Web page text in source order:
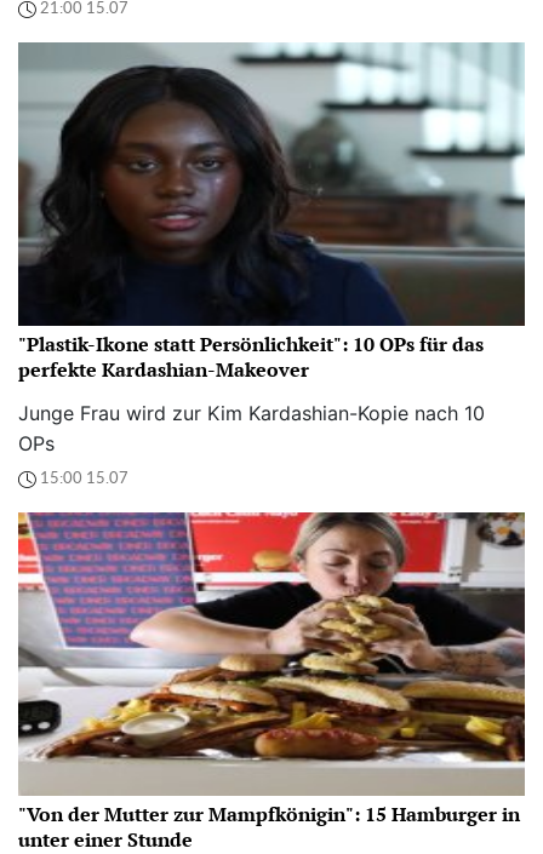
21:00 15.07
"Plastik-Ikone statt Persönlichkeit": 10 OPs für das
perfekte Kardashian-Makeover
Junge Frau wird zur Kim Kardashian-Kopie nach 10
OPs
15:00 15.07
"Von der Mutter zur Mampfkönigin": 15 Hamburger in
unter einer Stunde